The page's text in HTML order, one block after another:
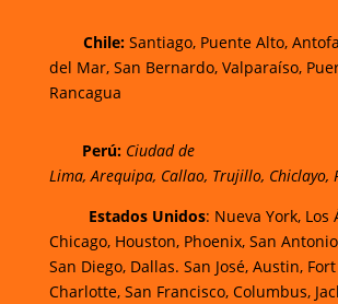
Chile:Santiago, Puente Alto,
del Mar, San Bernardo, Valparaíso,
Rancagua
Perú: Ciudad de
Lima, Arequipa, Callao, Trujillo, Chiclayo,
Estados Unidos: Nueva York, Los
Chicago, Houston, Phoenix, San
San Diego, Dallas. San José, Austin,
Charlotte, San Francisco, Columbus,